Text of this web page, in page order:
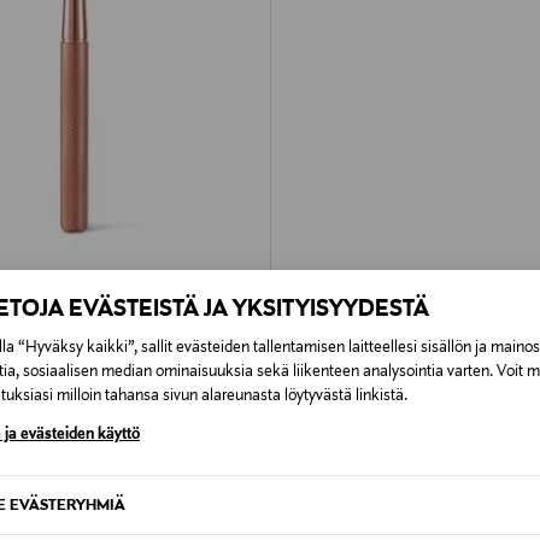
EVÄSTEISTÄ JA YKSITYISYYDESTÄ
“Hyväksy kaikki”, sallit evästeiden tallentamisen laitteellesi sisällön ja
sosiaalisen median ominaisuuksia sekä liikenteen analysointia varten. Voit
milloin tahansa sivun alareunasta löytyvästä linkistä.
ja evästeiden käyttö
EVÄSTERYHMIÄ
GEISHA
-sheiveri